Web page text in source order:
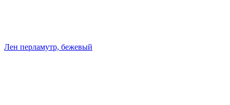
Лен перламутр, бежевый